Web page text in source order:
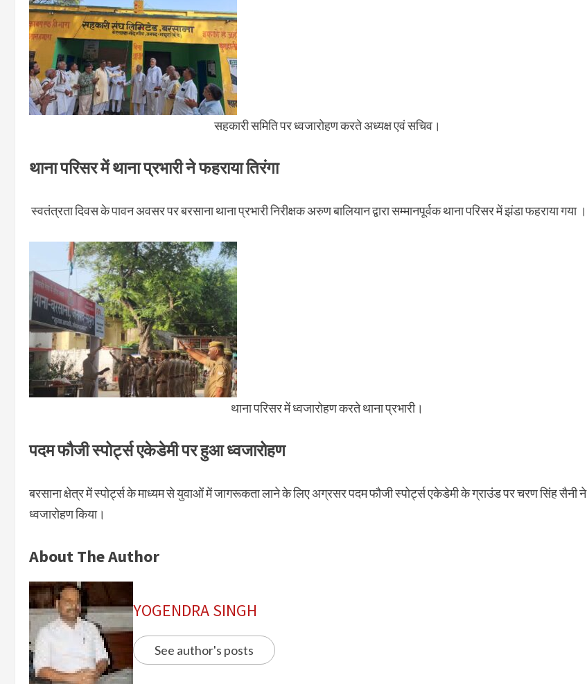
सहकारी समिति पर ध्वजारोहण करते अध्यक्ष एवं सचिव।
थाना परिसर में थाना प्रभारी ने फहराया तिरंगा
स्वतंत्रता दिवस के पावन अवसर पर बरसाना थाना प्रभारी निरीक्षक अरुण बालियान द्वारा सम्मानपूर्वक थाना परिसर में झंडा फहराया गया ।
थाना परिसर में ध्वजारोहण करते थाना प्रभारी।
पदम फौजी स्पोर्ट्स एकेडेमी पर हुआ ध्वजारोहण
बरसाना क्षेत्र में स्पोर्ट्स के माध्यम से युवाओं में जागरूकता लाने के लिए अग्रसर पदम फौजी स्पोर्ट्स एकेडेमी के ग्राउंड पर चरण सिंह सैनी ने
ध्वजारोहण किया।
About The Author
YOGENDRA SINGH
See author's posts